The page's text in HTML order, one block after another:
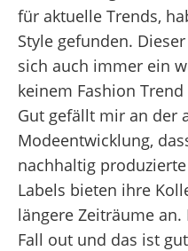
für aktuelle Trends,
Style gefunden.
sich auch immer ein
keinem Fashion
Gut gefällt mir an der
Modeentwicklung,
nachhaltig
Labels bieten ihre
längere Zeiträume
Fall out und das ist